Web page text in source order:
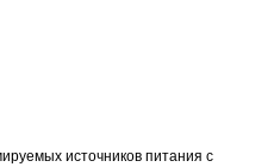
источников питания с